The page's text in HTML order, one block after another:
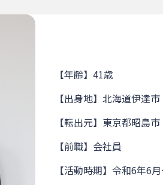
【年齢】41歳
【出身地】北海道伊達市
【転出元】東京都昭島市
【前職】会社員
【活動時期】令和6年6月